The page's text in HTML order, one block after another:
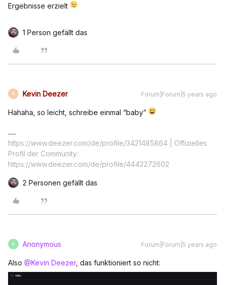
Ergebnisse erzielt
1 Person gefällt das
K Kevin Deezer Forum|Forum|5 years ago
Hahaha, so leicht, schreibe einmal “baby”
https://www.deezer.com/de/profile/3421485864 | Offizielles
Profil der Community:
https://www.deezer.com/de/profile/4442272602
2 Personen gefällt das
A Anonymous Forum|Forum|5 years ago
Also @Kevin Deezer, das funktioniert so nicht: